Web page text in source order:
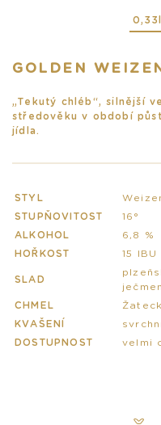
0,33l
GOLDEN
„Tekutý chléb“, silnější
středověku v období
jídla.
STYL
STUPŇOVITOST
16°
ALKOHOL
6,8 %
HOŘKOST
15 IBU
SLAD
ječmen
CHMEL
KVAŠENÍ
DOSTUPNOST
velmi